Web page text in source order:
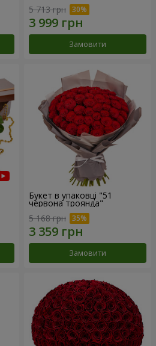
5 713 грн
Замовити
Букет в упаковці "51
червона троянда"
5 168 грн
Замовити